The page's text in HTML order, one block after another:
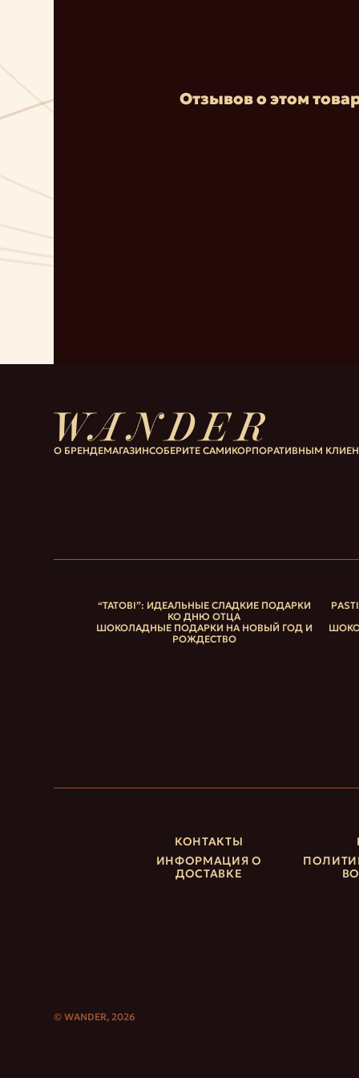
Отзывов о этом
О БРЕНДЕМАГАЗИНСОБЕРИТЕ САМИКОРПОРАТИВНЫМ
“ТАТОВІ”: ИДЕАЛЬНЫЕ СЛАДКИЕ ПОДАРКИ
КО ДНЮ ОТЦА
ШОКОЛАДНЫЕ ПОДАРКИ НА НОВЫЙ ГОД И
РОЖДЕСТВО
КОНТАКТЫ
ИНФОРМАЦИЯ О
ДОСТАВКЕ
© WANDER, 2026